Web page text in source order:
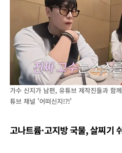
가수 신지가 남편, 유튜브 제작진들과 함
튜브 채널 '어떠신지!?!'
고나트륨·고지방 국물, 살찌기